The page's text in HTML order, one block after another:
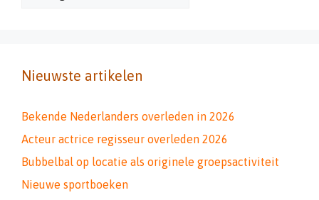
Nieuwste artikelen
Bekende Nederlanders overleden in 2026
Acteur actrice regisseur overleden 2026
Bubbelbal op locatie als originele groepsactiviteit
Nieuwe sportboeken